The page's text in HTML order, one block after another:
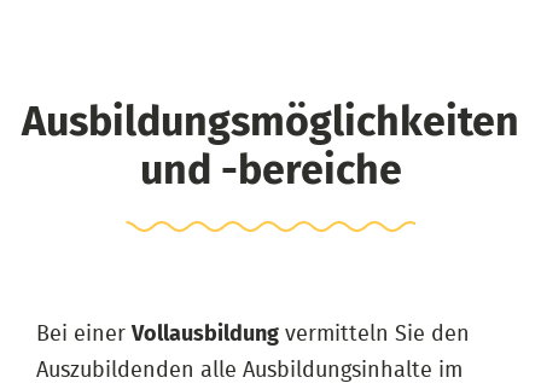
Ausbildungsmöglichkeiten
und -bereiche
Bei einer Vollausbildung vermitteln Sie den
Auszubildenden alle Ausbildungsinhalte im